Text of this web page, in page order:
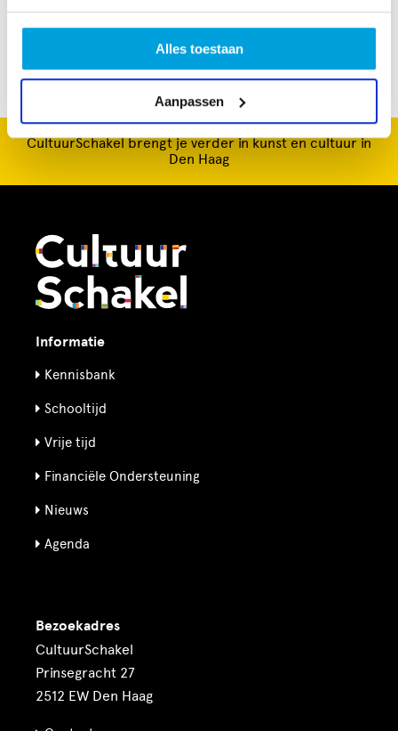
Alles toestaan
Aanpassen
CultuurSchakel brengt je verder in kunst en cultuur in
Den Haag
Informatie
Kennisbank
Schooltijd
Vrije tijd
Financiële Ondersteuning
Nieuws
Agenda
Bezoekadres
CultuurSchakel
Prinsegracht 27
2512 EW Den Haag